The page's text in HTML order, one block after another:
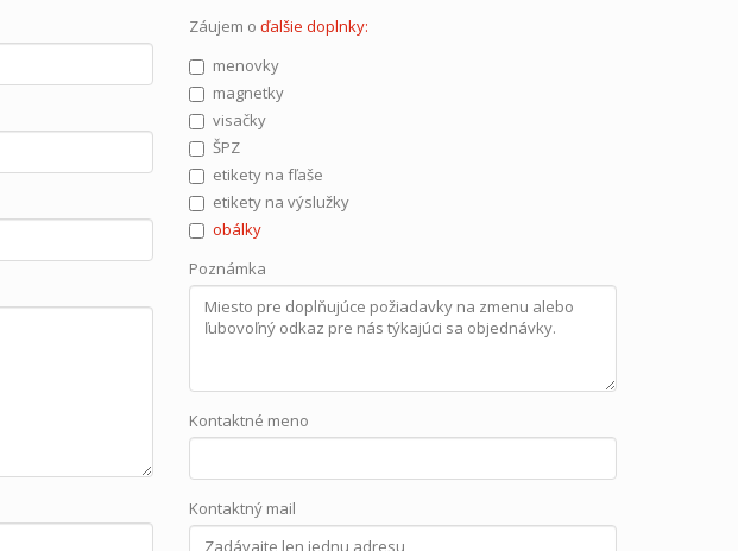
Záujem o ďalšie doplnky:
menovky
magnetky
visačky
ŠPZ
etikety na fľaše
etikety na výslužky
obálky
Poznámka
Kontaktné meno
Kontaktný mail